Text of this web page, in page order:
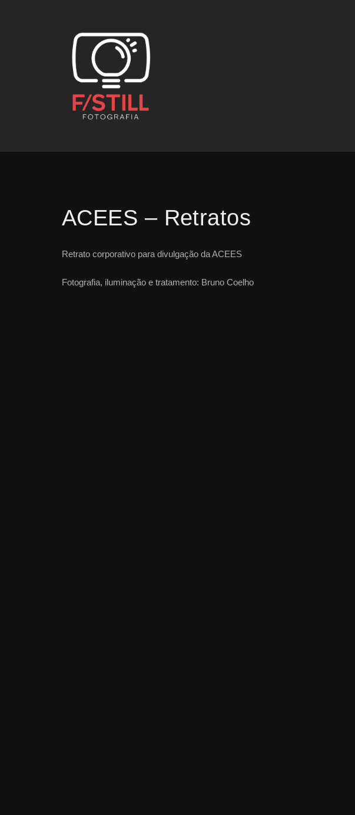
ACEES – Retratos
Retrato corporativo para divulgação da ACEES
Fotografia, iluminação e tratamento: Bruno Coelho